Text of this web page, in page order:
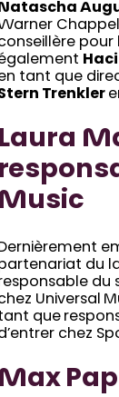
tant que
Trenkler
Laura
Music
du
du
Universal
que
chez
Max